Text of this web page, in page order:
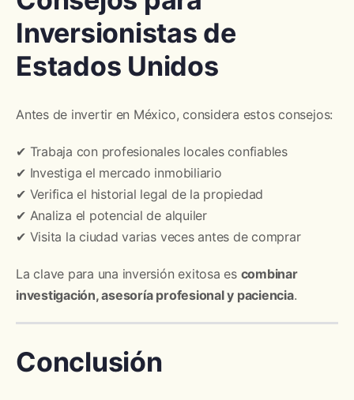
Inversionistas de
Estados Unidos
Antes de invertir en México, considera estos consejos:
✔ Trabaja con profesionales locales confiables
✔ Investiga el mercado inmobiliario
✔ Verifica el historial legal de la propiedad
✔ Analiza el potencial de alquiler
✔ Visita la ciudad varias veces antes de comprar
La clave para una inversión exitosa es combinar
investigación, asesoría profesional y paciencia.
Conclusión